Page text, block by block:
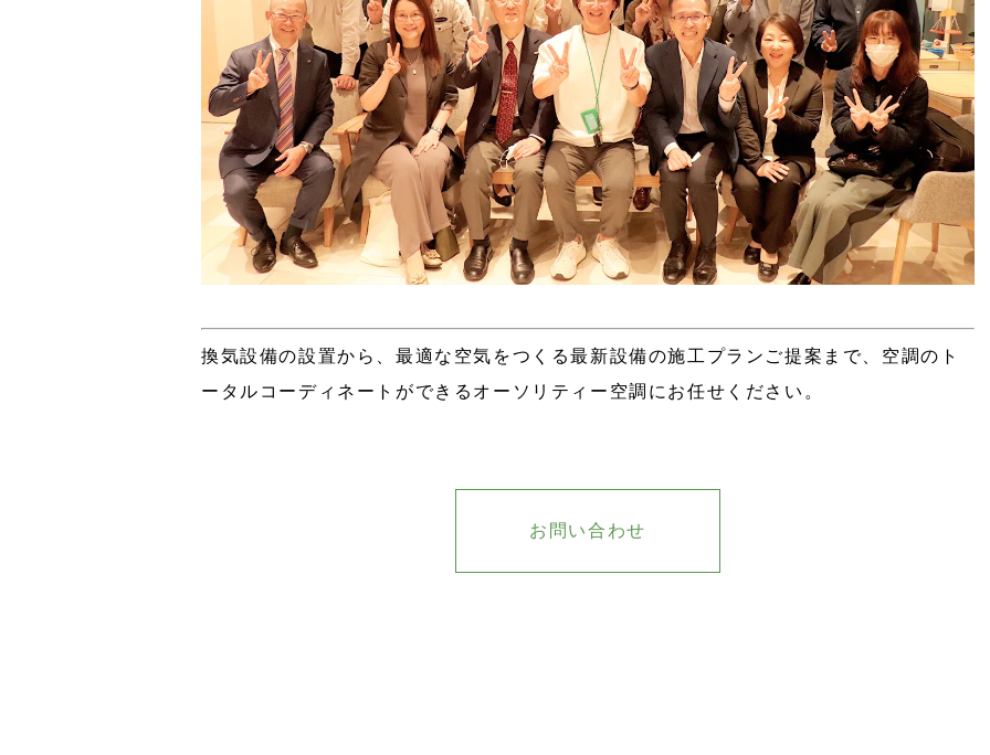
換気設備の設置から、最適な空気をつくる最新設備の施工プランご提案まで、空調のト
ータルコーディネートができるオーソリティー空調にお任せください。
お問い合わせ